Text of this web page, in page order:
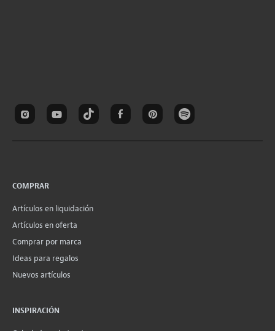
COMPRAR
Artículos en liquidación
Artículos en oferta
Comprar por marca
Ideas para regalos
Nuevos artículos
INSPIRACIÓN